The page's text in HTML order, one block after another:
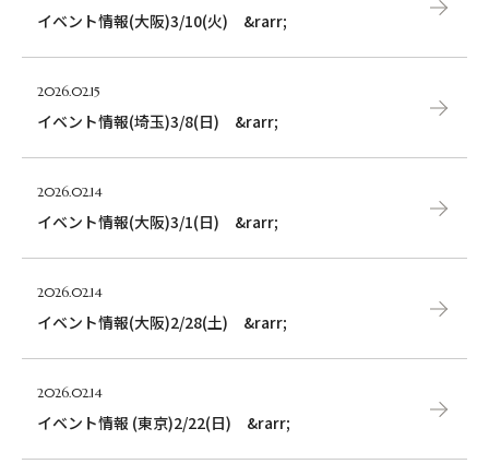
イベント情報(大阪)3/10(火) &rarr;
2026.02.15
イベント情報(埼玉)3/8(日) &rarr;
2026.02.14
イベント情報(大阪)3/1(日) &rarr;
2026.02.14
イベント情報(大阪)2/28(土) &rarr;
2026.02.14
イベント情報 (東京)2/22(日) &rarr;